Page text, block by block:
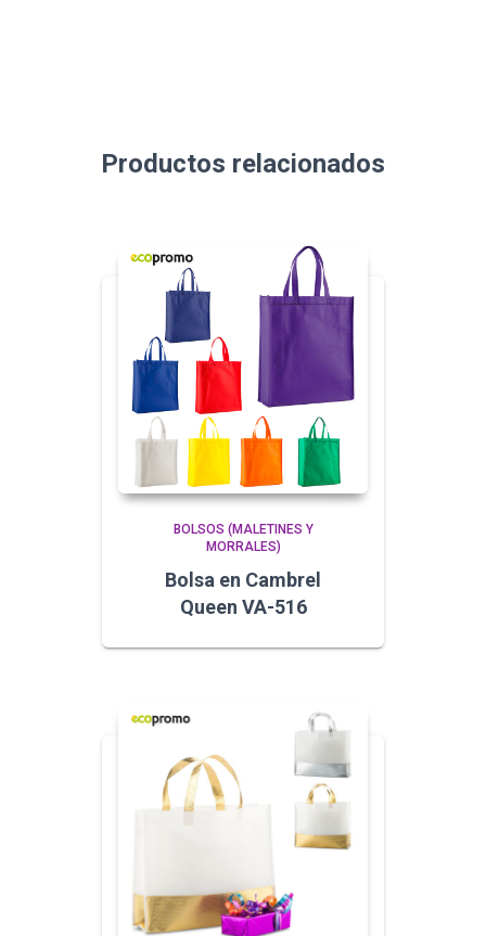
Productos relacionados
BOLSOS (MALETINES Y
MORRALES)
Bolsa en Cambrel
Queen VA-516